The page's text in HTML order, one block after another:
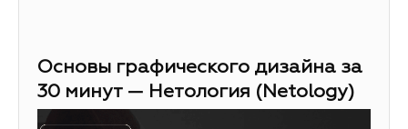
Основы графического дизайна за
30 минут — Нетология (Netology)